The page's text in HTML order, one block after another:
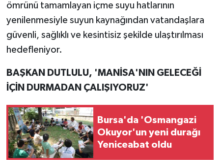
ömrünü tamamlayan içme suyu hatlarının
yenilenmesiyle suyun kaynağından vatandaşlara
güvenli, sağlıklı ve kesintisiz şekilde ulaştırılması
hedefleniyor.
BAŞKAN DUTLULU, 'MANİSA'NIN GELECEĞİ
İÇİN DURMADAN ÇALIŞIYORUZ'
Bursa'da 'Osmangazi
Okuyor'un yeni durağı
Yeniceabat oldu